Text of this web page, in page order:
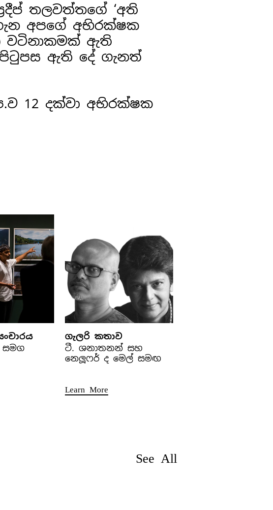
තලවත්තගේ ‘අති
ගැන අපගේ අභිරක්ෂක
වටිනාකමක් ඇති
පිටුපස ඇති දේ ගැනත්
12 දක්වා අභිරක්ෂක
සමග
ගැලරි කතාව
ටී. ශනාතනන් සහ
නෙලූෆර් ද මෙල් සමඟ
Learn More
See All